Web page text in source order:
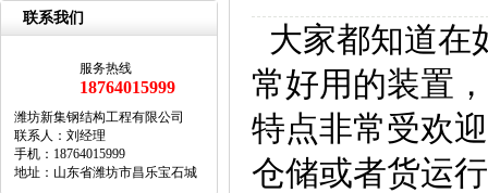
联系我们
服务热线
18764015999
潍坊新集钢结构工程有限公司
联系人：刘经理
手机：18764015999
地址：山东省潍坊市昌乐宝石城
大家都知道在
常好用的装置
特点非常受欢
仓储或者货运